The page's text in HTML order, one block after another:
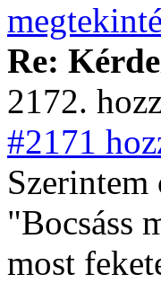
Re:
2172.
#2171
"Bocsáss
most